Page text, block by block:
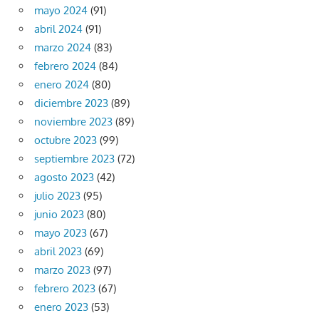
mayo 2024 (91)
abril 2024 (91)
marzo 2024 (83)
febrero 2024 (84)
enero 2024 (80)
diciembre 2023 (89)
noviembre 2023 (89)
octubre 2023 (99)
septiembre 2023 (72)
agosto 2023 (42)
julio 2023 (95)
junio 2023 (80)
mayo 2023 (67)
abril 2023 (69)
marzo 2023 (97)
febrero 2023 (67)
enero 2023 (53)